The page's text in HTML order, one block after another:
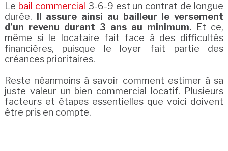
Le bail commercial 3-6-9 est un contrat de longue
durée.
Il assure ainsi au bailleur le versement
d’un revenu durant 3 ans au minimum. Et ce,
même si le locataire fait face à des difficultés
financières, puisque le loyer fait partie des
créances prioritaires.
Reste néanmoins à savoir comment estimer à sa
juste valeur un bien commercial locatif. Plusieurs
facteurs et étapes essentielles que voici doivent
être pris en compte.